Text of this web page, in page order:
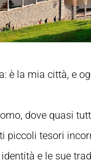
è la mia città, e
dove quasi
piccoli tesori
e le sue